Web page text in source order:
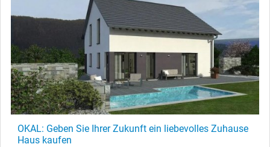
OKAL: Geben Sie Ihrer Zukunft ein liebevolles Zuhause
Haus kaufen